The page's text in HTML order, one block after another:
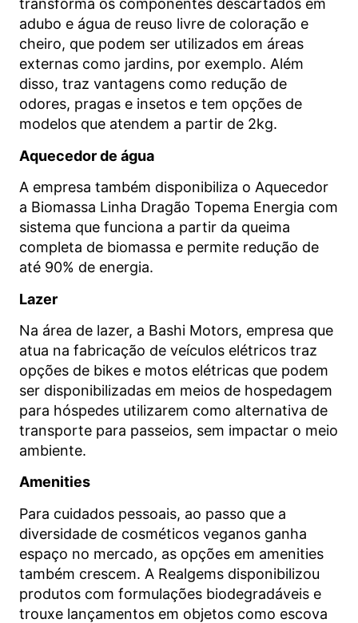
transforma os componentes descartados em
adubo e água de reuso livre de coloração e
cheiro, que podem ser utilizados em áreas
externas como jardins, por exemplo. Além
disso, traz vantagens como redução de
odores, pragas e insetos e tem opções de
modelos que atendem a partir de 2kg.
Aquecedor de água
A empresa também disponibiliza o Aquecedor
a Biomassa Linha Dragão Topema Energia com
sistema que funciona a partir da queima
completa de biomassa e permite redução de
até 90% de energia.
Lazer
Na área de lazer, a Bashi Motors, empresa que
atua na fabricação de veículos elétricos traz
opções de bikes e motos elétricas que podem
ser disponibilizadas em meios de hospedagem
para hóspedes utilizarem como alternativa de
transporte para passeios, sem impactar o meio
ambiente.
Amenities
Para cuidados pessoais, ao passo que a
diversidade de cosméticos veganos ganha
espaço no mercado, as opções em amenities
também crescem. A Realgems disponibilizou
produtos com formulações biodegradáveis e
trouxe lançamentos em objetos como escova